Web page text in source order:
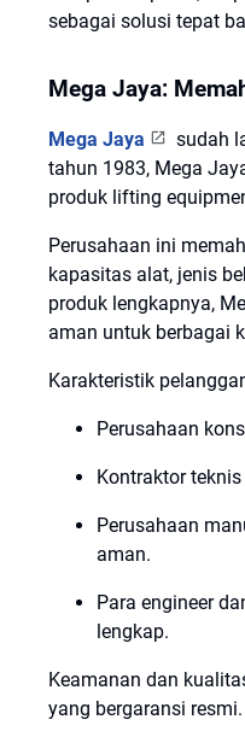
sebagai solusi tepat
Mega Jaya:
Mega Jaya
sudah
tahun 1983, Mega
produk lifting
Perusahaan ini
kapasitas alat, jenis
produk lengkapnya,
aman untuk berbagai
Karakteristik
Perusahaan
Kontraktor
Perusahaan
aman.
Para engineer
lengkap.
Keamanan dan
yang bergaransi resmi.